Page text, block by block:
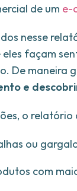
de um e-
nesse
façam
De maneira
e
o relatório
ou
com